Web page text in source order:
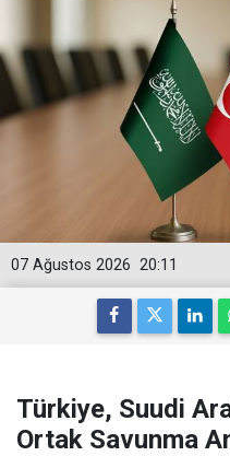
20:11
07 Ağustos 2026
Türkiye, Suudi
Ortak Savunma